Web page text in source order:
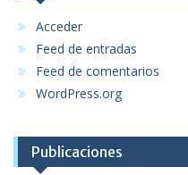
Acceder
Feed de entradas
Feed de comentarios
WordPress.org
Publicaciones